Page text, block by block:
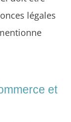
légales
et